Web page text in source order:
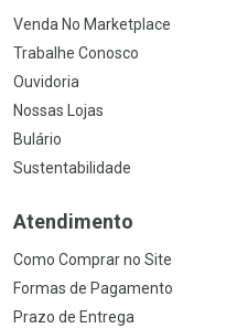
Venda No Marketplace
Trabalhe Conosco
Ouvidoria
Nossas Lojas
Bulário
Sustentabilidade
Atendimento
Como Comprar no Site
Formas de Pagamento
Prazo de Entrega